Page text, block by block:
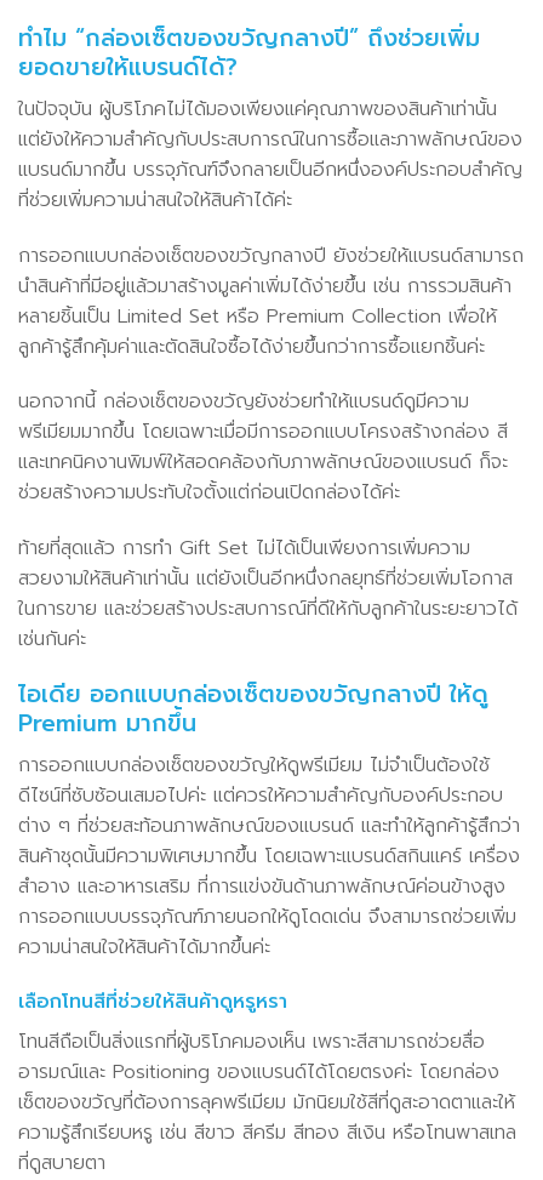
ทำไม “กล่องเซ็ตของขวัญกลางปี” ถึงช่วยเพิ่ม
ยอดขายให้แบรนด์ได้?
ในปัจจุบัน ผู้บริโภคไม่ได้มองเพียงแค่คุณภาพของสินค้าเท่านั้น
แต่ยังให้ความสำคัญกับประสบการณ์ในการซื้อและภาพลักษณ์ของ
แบรนด์มากขึ้น บรรจุภัณฑ์จึงกลายเป็นอีกหนึ่งองค์ประกอบสำคัญ
ที่ช่วยเพิ่มความน่าสนใจให้สินค้าได้ค่ะ
การออกแบบกล่องเซ็ตของขวัญกลางปี ยังช่วยให้แบรนด์สามารถ
นำสินค้าที่มีอยู่แล้วมาสร้างมูลค่าเพิ่มได้ง่ายขึ้น เช่น การรวมสินค้า
หลายชิ้นเป็น Limited Set หรือ Premium Collection เพื่อให้
ลูกค้ารู้สึกคุ้มค่าและตัดสินใจซื้อได้ง่ายขึ้นกว่าการซื้อแยกชิ้นค่ะ
นอกจากนี้ กล่องเซ็ตของขวัญยังช่วยทำให้แบรนด์ดูมีความ
พรีเมียมมากขึ้น โดยเฉพาะเมื่อมีการออกแบบโครงสร้างกล่อง สี
และเทคนิคงานพิมพ์ให้สอดคล้องกับภาพลักษณ์ของแบรนด์ ก็จะ
ช่วยสร้างความประทับใจตั้งแต่ก่อนเปิดกล่องได้ค่ะ
ท้ายที่สุดแล้ว การทำ Gift Set ไม่ได้เป็นเพียงการเพิ่มความ
สวยงามให้สินค้าเท่านั้น แต่ยังเป็นอีกหนึ่งกลยุทธ์ที่ช่วยเพิ่มโอกาส
ในการขาย และช่วยสร้างประสบการณ์ที่ดีให้กับลูกค้าในระยะยาวได้
เช่นกันค่ะ
ไอเดีย ออกแบบกล่องเซ็ตของขวัญกลางปี ให้ดู
Premium มากขึ้น
การออกแบบกล่องเซ็ตของขวัญให้ดูพรีเมียม ไม่จำเป็นต้องใช้
ดีไซน์ที่ซับซ้อนเสมอไปค่ะ แต่ควรให้ความสำคัญกับองค์ประกอบ
ต่าง ๆ ที่ช่วยสะท้อนภาพลักษณ์ของแบรนด์ และทำให้ลูกค้ารู้สึกว่า
สินค้าชุดนั้นมีความพิเศษมากขึ้น โดยเฉพาะแบรนด์สกินแคร์ เครื่อง
สำอาง และอาหารเสริม ที่การแข่งขันด้านภาพลักษณ์ค่อนข้างสูง
การออกแบบบรรจุภัณฑ์ภายนอกให้ดูโดดเด่น จึงสามารถช่วยเพิ่ม
ความน่าสนใจให้สินค้าได้มากขึ้นค่ะ
เลือกโทนสีที่ช่วยให้สินค้าดูหรูหรา
โทนสีถือเป็นสิ่งแรกที่ผู้บริโภคมองเห็น เพราะสีสามารถช่วยสื่อ
อารมณ์และ Positioning ของแบรนด์ได้โดยตรงค่ะ โดยกล่อง
เซ็ตของขวัญที่ต้องการลุคพรีเมียม มักนิยมใช้สีที่ดูสะอาดตาและให้
ความรู้สึกเรียบหรู เช่น สีขาว สีครีม สีทอง สีเงิน หรือโทนพาสเทล
ที่ดูสบายตา